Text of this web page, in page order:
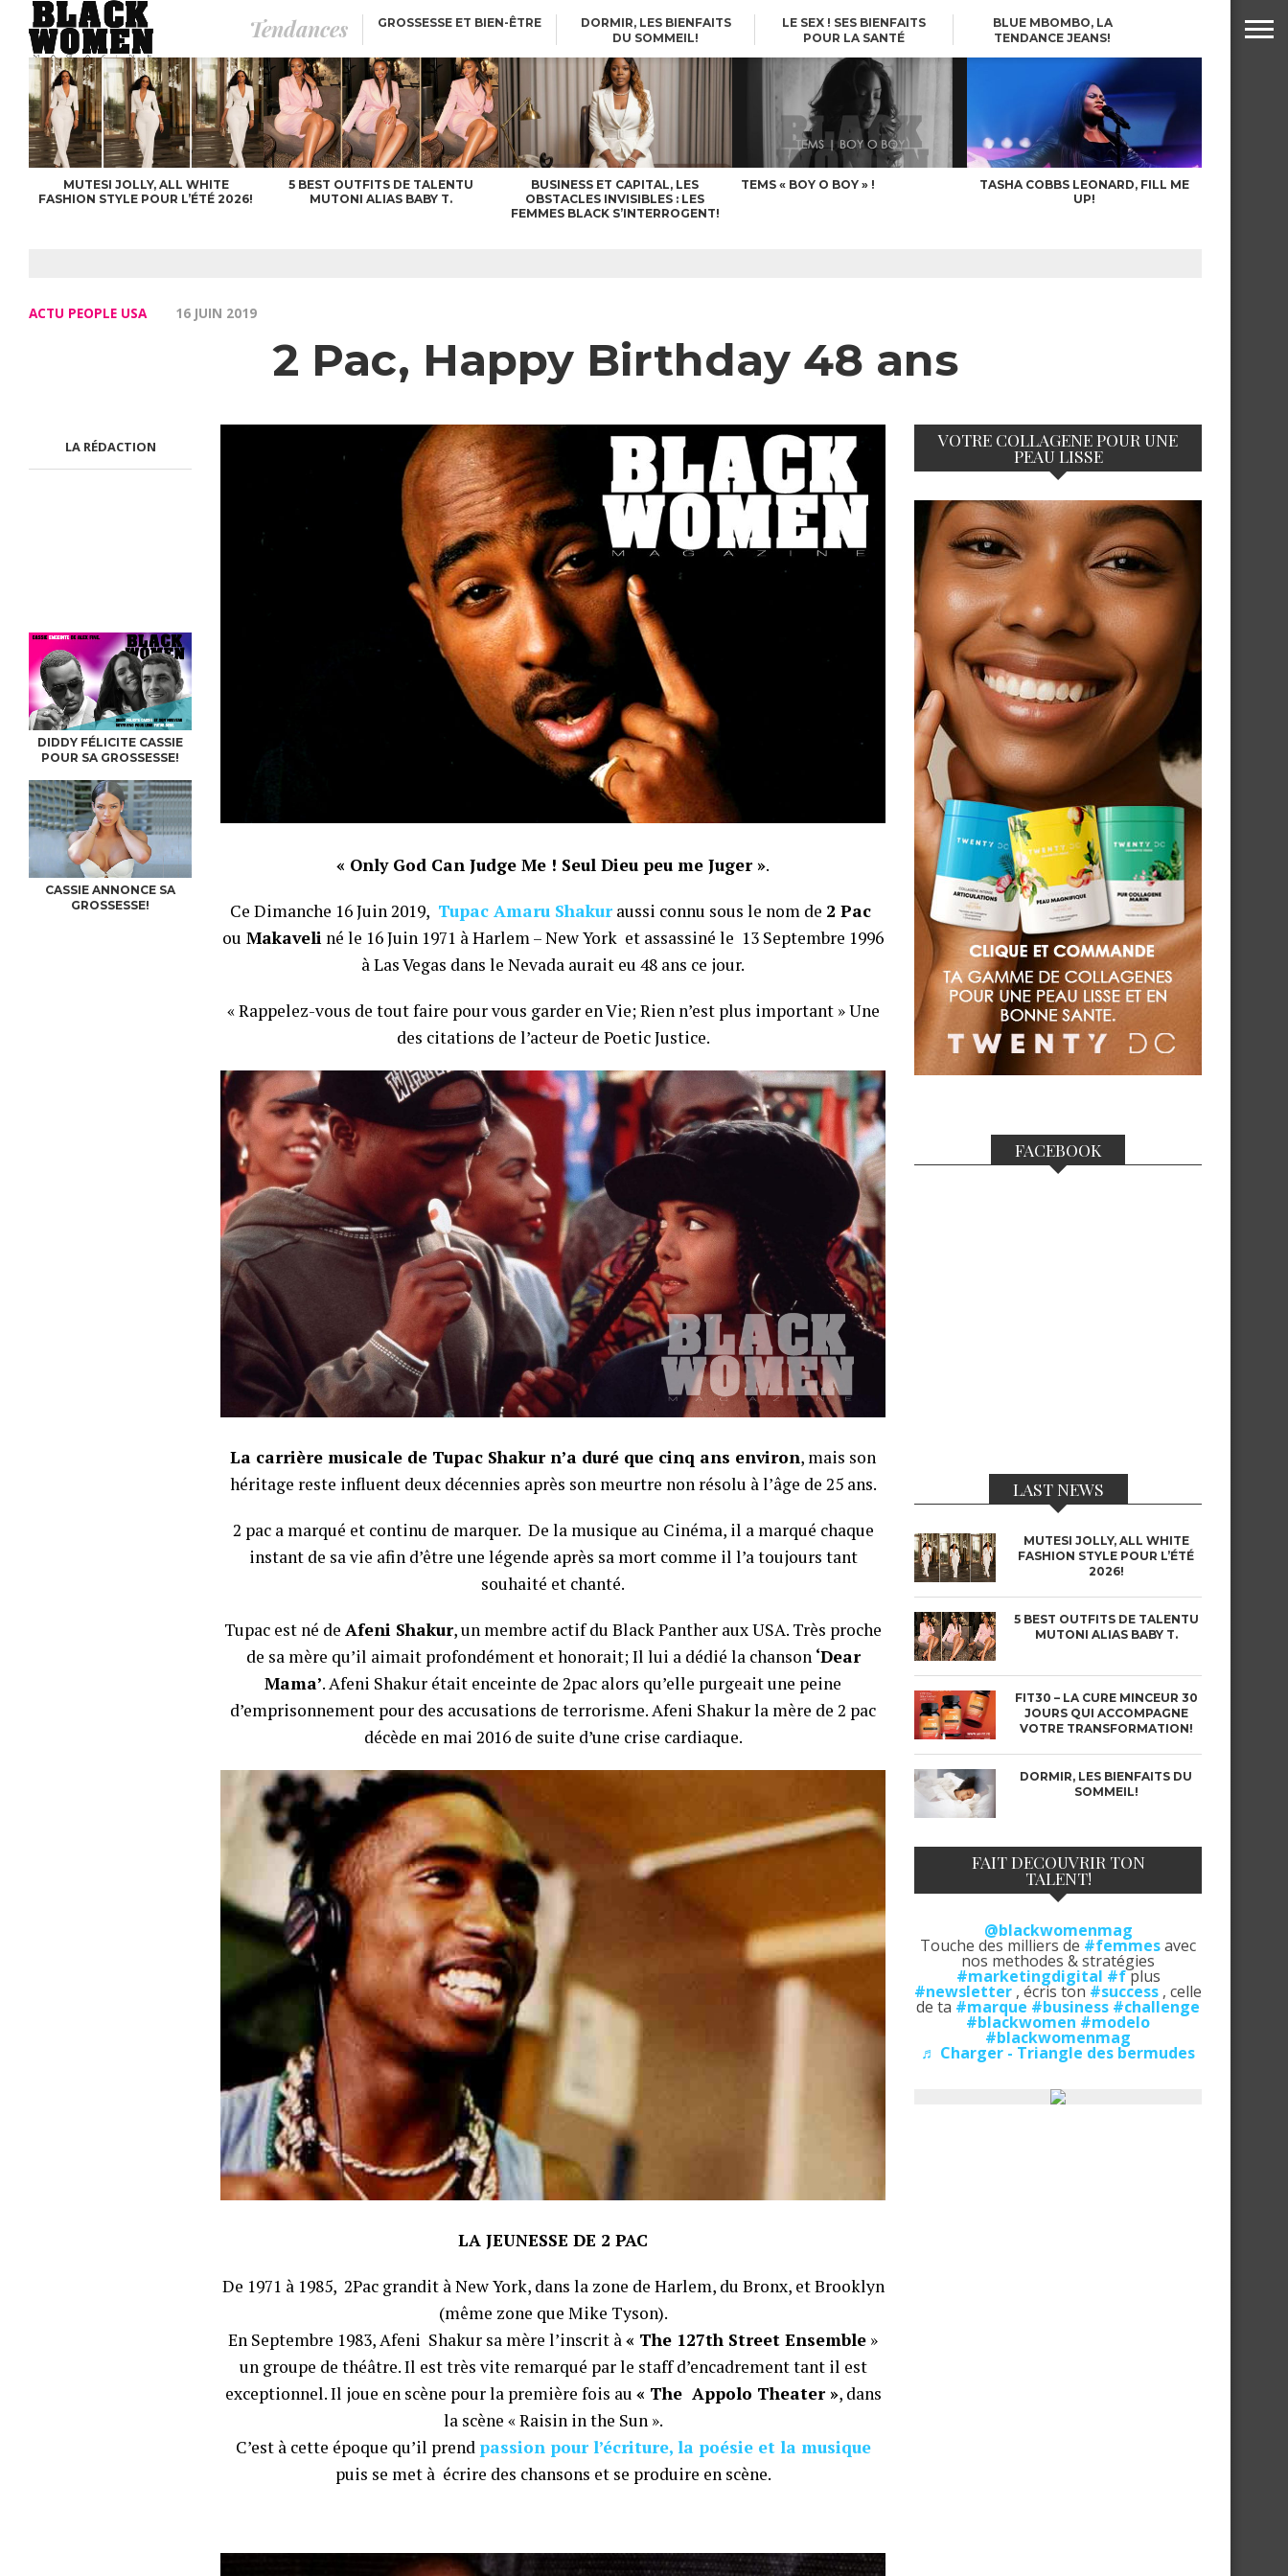
Tendances GROSSESSE ET BIEN-ÊTRE
DORMIR, LES BIENFAITS
DU SOMMEIL!
LE SEX ! SES BIENFAITS
POUR LA SANTÉ
BLUE MBOMBO, LA
TENDANCE JEANS!
GRACE EMIE KUTINO, A 26
ANS MINISTRE DE LA
JEUNESSE EN RDC!
AFRICA QUEENS – NJINGA YSEULT! CORPS
L’AVOCAT! SES BIENFAITS
POUR LA FEMME
ENCEINTE
FOOD BANKS PROGRAM
BUSINESS ET CAPITAL, LES
OBSTACLES INVISIBLES :
LES FEMMES BLACK
S’INTERROGENT!
MUTESI JOLLY, ALL WHITE
FASHION STYLE POUR L’ÉTÉ 2026!
5 BEST OUTFITS DE TALENTU
MUTONI ALIAS BABY T.
BUSINESS ET CAPITAL, LES
OBSTACLES INVISIBLES : LES
FEMMES BLACK S’INTERROGENT!
TEMS « BOY O BOY » !
TASHA COBBS LEONARD, FILL ME
UP!
ACTU PEOPLE USA 16 JUIN 2019
2 Pac, Happy Birthday 48 ans
LA RÉDACTION
DIDDY FÉLICITE CASSIE
POUR SA GROSSESSE!
CASSIE ANNONCE SA
GROSSESSE!
« Only God Can Judge Me ! Seul Dieu peu me Juger ».
Ce Dimanche 16 Juin 2019, Tupac Amaru Shakuraussi connu sous le nom de 2 Pac
ou Makaveli né le 16 Juin 1971 à Harlem – New York et assassiné le 13 Septembre 1996
à Las Vegas dans le Nevada aurait eu 48 ans ce jour.
« Rappelez-vous de tout faire pour vous garder en Vie; Rien n’est plus important » Une
des citations de l’acteur de Poetic Justice.
La carrière musicale de Tupac Shakur n’a duré que cinq ans environ, mais son
héritage reste influent deux décennies après son meurtre non résolu à l’âge de 25 ans.
2 pac a marqué et continu de marquer. De la musique au Cinéma, il a marqué chaque
instant de sa vie afin d’être une légende après sa mort comme il l’a toujours tant
souhaité et chanté.
Tupac est né de Afeni Shakur, un membre actif du Black Panther aux USA. Très proche
de sa mère qu’il aimait profondément et honorait; Il lui a dédié la chanson‘Dear
Mama’. Afeni Shakur était enceinte de 2pac alors qu’elle purgeait une peine
d’emprisonnement pour des accusations de terrorisme. Afeni Shakur la mère de 2 pac
décède en mai 2016 de suite d’une crise cardiaque.
LA JEUNESSE DE 2 PAC
De 1971 à 1985, 2Pac grandit à New York, dans la zone de Harlem, du Bronx, et Brooklyn
(même zone que Mike Tyson).
En Septembre 1983, Afeni Shakur sa mère l’inscrit à« The 127th Street Ensemble »
un groupe de théâtre. Il est très vite remarqué par le staff d’encadrement tant il est
exceptionnel. Il joue en scène pour la première fois au « The Appolo Theater », dans
la scène « Raisin in the Sun ».
C’est à cette époque qu’il prend passion pour l’écriture, la poésie et la musique
puis se met à écrire des chansons et se produire en scène.
VOTRE COLLAGENE POUR UNE
PEAU LISSE
FACEBOOK
LAST NEWS
MUTESI JOLLY, ALL WHITE
FASHION STYLE POUR L’ÉTÉ
2026!
5 BEST OUTFITS DE TALENTU
MUTONI ALIAS BABY T.
FIT30 – LA CURE MINCEUR 30
JOURS QUI ACCOMPAGNE
VOTRE TRANSFORMATION!
DORMIR, LES BIENFAITS DU
SOMMEIL!
FAIT DECOUVRIR TON
TALENT!
@blackwomenmag
Touche des milliers de #femmesavec
nos methodes & stratégies
#marketingdigital #fplus
#newsletter , écris ton #success , celle
de ta #marque #business #challenge
#blackwomen #modelo
#blackwomenmag
♬ Charger - Triangle des bermudes